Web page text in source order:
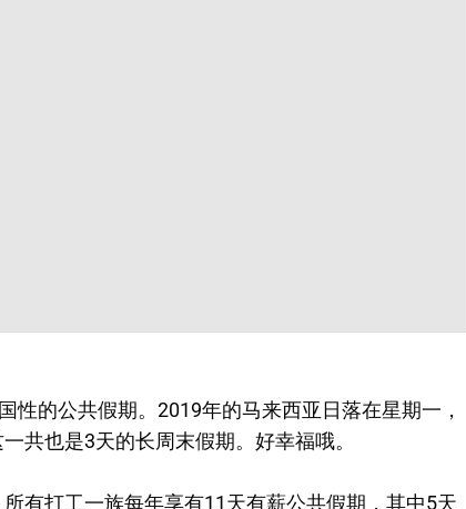
性的公共假期。2019年的马来西亚日落在星期一，
共也是3天的长周末假期。好幸福哦。
有打工一族每年享有11天有薪公共假期，其中5天